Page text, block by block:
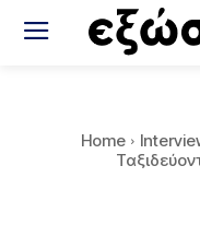
Home